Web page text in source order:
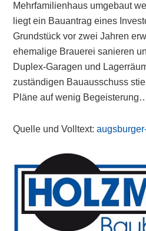
Mehrfamilienhaus umgebaut
liegt ein Bauantrag eines
Grundstück vor zwei Jahren
ehemalige Brauerei sanieren
Duplex-Garagen und
zuständigen Bauausschuss
Pläne auf wenig
Quelle und Volltext:
Primary
Sidebar